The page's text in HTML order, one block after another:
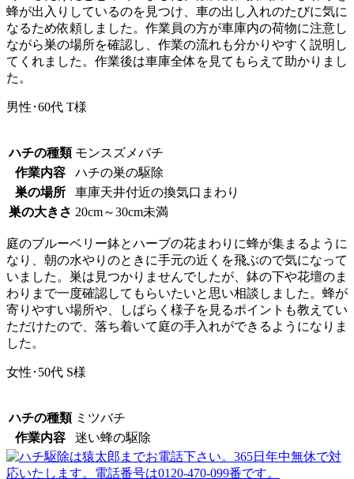
蜂が出入りしているのを見つけ、車の出し入れのたびに気に
なるため依頼しました。作業員の方が車庫内の荷物に注意し
ながら巣の場所を確認し、作業の流れも分かりやすく説明し
てくれました。作業後は車庫全体を見てもらえて助かりまし
た。
男性･60代 T様
ハチの種類 モンスズメバチ
作業内容
ハチの巣の駆除
巣の場所
車庫天井付近の換気口まわり
巣の大きさ 20cm～30cm未満
庭のブルーベリー鉢とハーブの花まわりに蜂が集まるように
なり、朝の水やりのときに手元の近くを飛ぶので気になって
いました。巣は見つかりませんでしたが、鉢の下や花壇のま
わりまで一度確認してもらいたいと思い相談しました。蜂が
寄りやすい場所や、しばらく様子を見るポイントも教えてい
ただけたので、落ち着いて庭の手入れができるようになりま
した。
女性･50代 S様
ハチの種類 ミツバチ
作業内容
迷い蜂の駆除